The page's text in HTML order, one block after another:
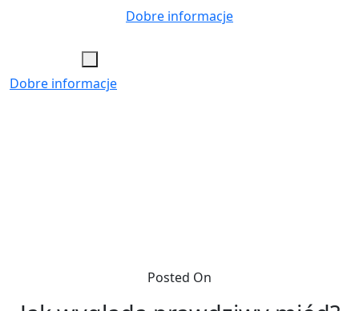
Dobre informacje
Dobre informacje
Posted On